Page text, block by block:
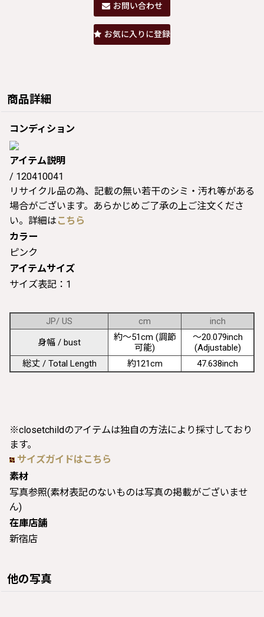
お問い合わせ
お気に入りに登録
商品詳細
コンディション
アイテム説明
/ 120410041
リサイクル品の為、記載の無い若干のシミ・汚れ等がある
場合がございます。あらかじめご了承の上ご注文くださ
い。詳細は こちら
カラー
ピンク
アイテムサイズ
サイズ表記：1
JP/ US cm
inch
身幅 / bust
約〜51cm (調節
可能)
〜20.079inch
(Adjustable)
総丈 / Total Length
約121cm 47.638inch
※closetchildのアイテムは独自の方法により採寸しており
ます。
サイズガイドはこちら
素材
写真参照(素材表記のないものは写真の掲載がございませ
ん)
在庫店舗
新宿店
他の写真